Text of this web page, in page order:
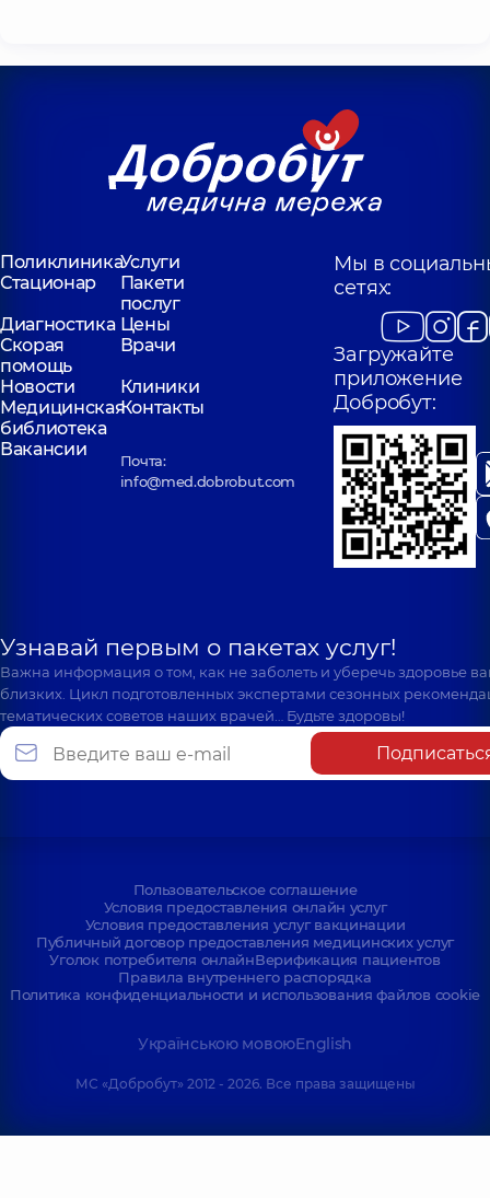
ПоликлиникаУслуги
Стационар
Пакети
послуг
Диагностика Цены
Скорая
помощь
Врачи
Новости
Клиники
Медицинская
библиотека
Контакты
Вакансии
Почта:
info@med.dobrobut.com
Мы в
сетях:
Загружайте
приложение
Добробут:
Узнавай первым о пакетах услуг!
Важна информация о том, как не заболеть и уберечь здоровье
близких. Цикл подготовленных экспертами сезонных
тематических советов наших врачей… Будьте здоровы!
Пользовательское соглашение
Условия предоставления онлайн услуг
Условия предоставления услуг вакцинации
Публичный договор предоставления медицинских услуг
Уголок потребителя онлайнВерификация пациентов
Правила внутреннего распорядка
Политика конфиденциальности и использования файлов cookie
Українською мовоюEnglish
МС «Добробут» 2012 - 2026. Все права защищены